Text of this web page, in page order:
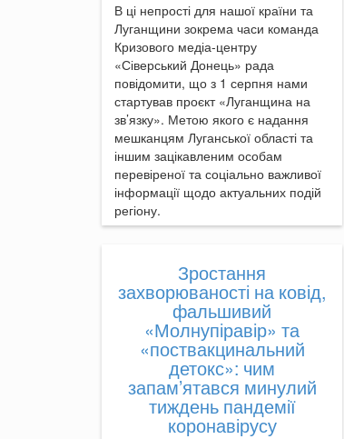
В ці непрості для нашої країни та
Луганщини зокрема часи команда
Кризового медіа-центру
«Сіверський Донець» рада
повідомити, що з 1 серпня нами
стартував проєкт «Луганщина на
зв’язку». Метою якого є надання
мешканцям Луганської області та
іншим зацікавленим особам
перевіреної та соціально важливої
інформації щодо актуальних подій
регіону.
Зростання
захворюваності на ковід,
фальшивий
«Молнупіравір» та
«поствакцинальний
детокс»: чим
запам’ятався минулий
тиждень пандемії
коронавірусу